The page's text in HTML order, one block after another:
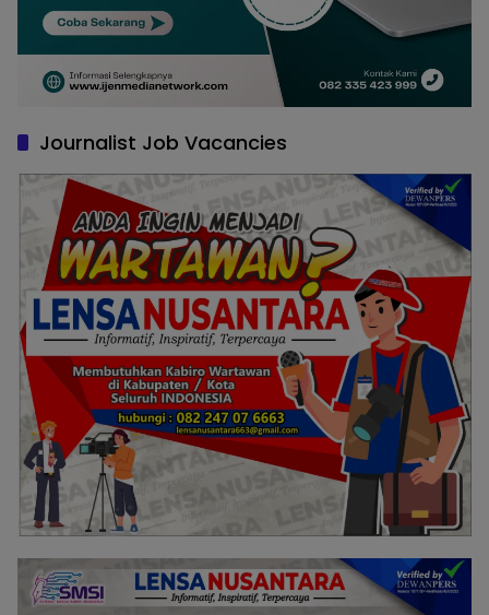
Journalist Job Vacancies